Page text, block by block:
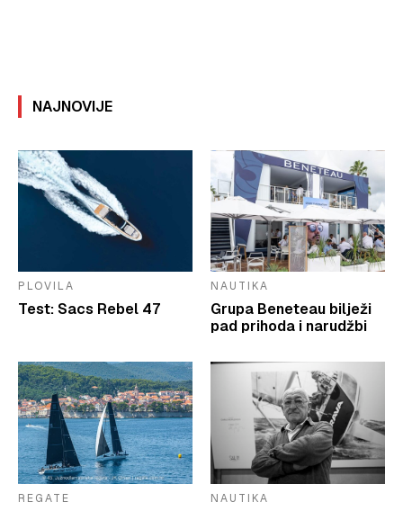
NAJNOVIJE
PLOVILA
Test: Sacs Rebel 47
NAUTIKA
Grupa Beneteau bilježi
pad prihoda i narudžbi
REGATE NAUTIKA